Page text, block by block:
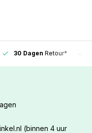
30 Dagen Retour*
(binnen 4 uur